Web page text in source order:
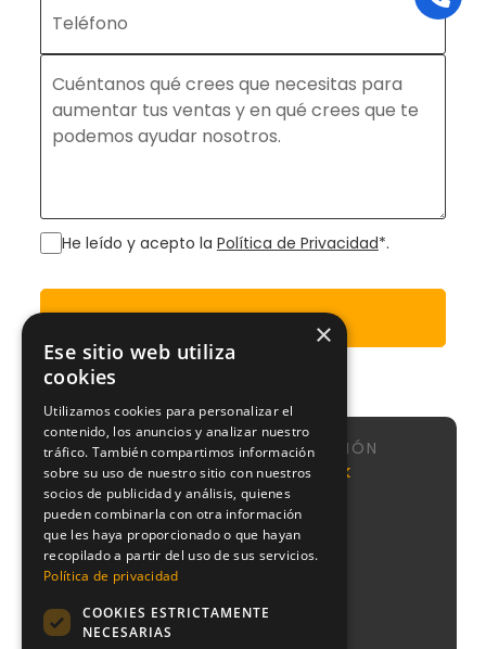
He leído y acepto la Política de Privacidad*.
Enviar
NAVEGACIÓN
Agencia
SEO
Agencia
Google
Ads
Nosotros
Sistema
CMI
Podcast
Blog
NeoAttack
Calle de
Sta
Engracia,
151, 1,
puerta 1,
Chamberí,
+34
×
Ese sitio web utiliza
cookies
Utilizamos cookies para personalizar el
contenido, los anuncios y analizar nuestro
tráfico. También compartimos información
sobre su uso de nuestro sitio con nuestros
socios de publicidad y análisis, quienes
pueden combinarla con otra información
que les haya proporcionado o que hayan
recopilado a partir del uso de sus servicios.
Política de privacidad
COOKIES ESTRICTAMENTE
NECESARIAS